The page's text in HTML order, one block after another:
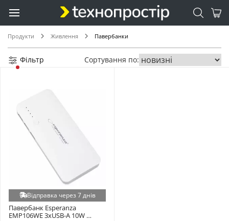
Продукти Живлення Павербанки
Фільтр Сортування по:
Відправка через 7 днів
Павербанк Esperanza
EMP106WE 3xUSB-A 10W